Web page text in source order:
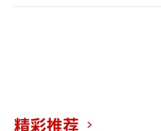
精彩推荐